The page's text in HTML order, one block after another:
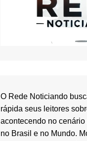
O Rede Noticiando
rápida seus leitores
acontecendo no
no Brasil e no Mundo.